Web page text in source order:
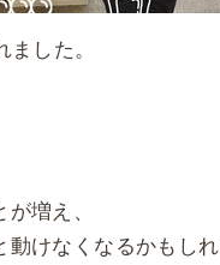
した。
増え、
動けなくなるかもし